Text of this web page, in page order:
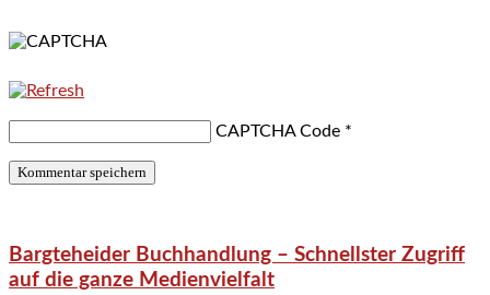
CAPTCHA Code *
Bargteheider Buchhandlung – Schnellster Zugriff
auf die ganze Medienvielfalt